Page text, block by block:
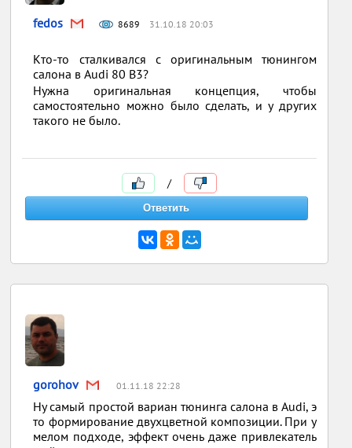
fedos 8689 31.10.18 20:03
Кто-то сталкивался с оригинальным тюнингом
салона в Audi 80 B3?
Нужна оригинальная концепция, чтобы
самостоятельно можно было сделать, и у других
такого не было.
/
gorohov 01.11.18 22:28
Ну самый простой вариан тюнинга салона в Audi, э
то формирование двухцветной композиции. При у
мелом подходе, эффект очень даже привлекатель